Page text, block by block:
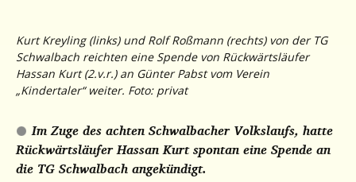
Kurt Kreyling (links) und Rolf Roßmann (rechts) von der TG
Schwalbach reichten eine Spende von Rückwärtsläufer
Hassan Kurt (2.v.r.) an Günter Pabst vom Verein
„Kindertaler“ weiter. Foto: privat
Im Zuge des achten Schwalbacher Volkslaufs, hatte
Rückwärtsläufer Hassan Kurt spontan eine Spende an
die TG Schwalbach angekündigt.